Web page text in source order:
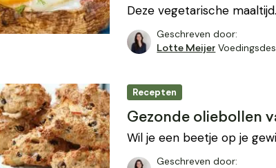
Deze vegetarische
Geschreven door:
Lotte Meijer
Recepten
Gezonde oliebollen
Wil je een beetje op je
Geschreven door: